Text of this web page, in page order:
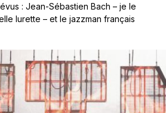
: Jean-Sébastien Bach – je le
lurette – et le jazzman français